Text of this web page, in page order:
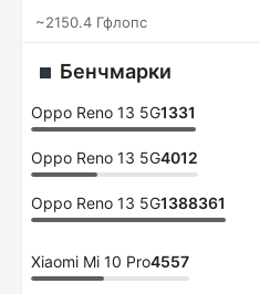
~2150.4 Гфлопс
Бенчмарки
Oppo Reno 13 5G1331
Oppo Reno 13 5G4012
Oppo Reno 13 5G1388361
Xiaomi Mi 10 Pro4557